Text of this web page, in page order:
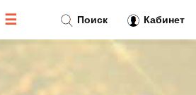
Поиск Кабинет
☰